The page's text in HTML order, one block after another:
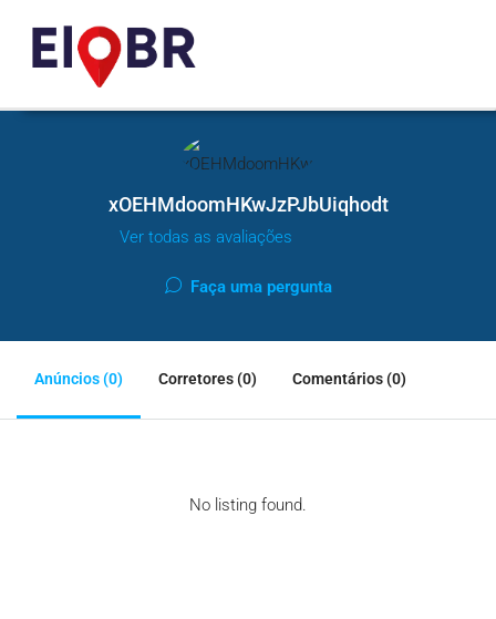
xOEHMdoomHKwJzPJbUiqhodt
Ver todas as avaliações
Faça uma pergunta
Anúncios (0) Corretores (0) Comentários (0)
No listing found.